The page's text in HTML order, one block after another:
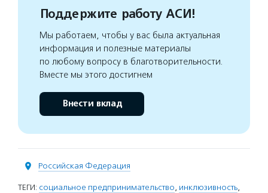
Поддержите работу АСИ!
Мы работаем, чтобы у вас была актуальная
информация и полезные материалы
по любому вопросу в благотворительности.
Вместе мы этого достигнем
Внести вклад
Российская Федерация
ТЕГИ: cоциальное предпринимательство, инклюзивность,